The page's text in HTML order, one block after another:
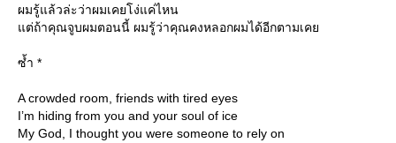
ผมรู้แล้วล่ะว่าผมเคยโง่แค่ไหน
ต่ถ้าคุณจูบผมตอนนี้ ผมรู้ว่าคุณคงหลอกผมได้อีกตามเค
ซ้ำ *
A crowded room, friends with tired eyes
I’m hiding from you and your soul of ice
My God, I thought you were someone to rely on